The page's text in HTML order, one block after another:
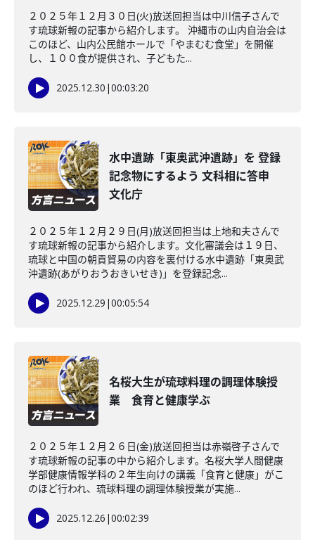
２０２５年１２月３０日(火)放送回担当は中川信子さんで
す琉球新報の記事から紹介します。 沖縄市の山内自治会は
このほど、山内公民館ホールで「やまむむ食堂」を開催
し、１００食が提供され、子どもた...
2025.12.30 |00:03:20
水中遺跡「東奥武沖遺跡」を 登録
記念物にするよう 文科相に答申
文化庁
２０２５年１２月２９日(月)放送回担当は上地和夫さんで
す琉球新報の記事から紹介します。文化審議会は１９日、
琉球と中国の朝貢貿易の内容を裏付ける水中遺跡「東奥武
沖遺跡(あがりおうおきいせき)」を登録記念...
2025.12.29 |00:05:54
名桜大生が琉球料理の調理体験授
業 食育と健康学ぶ
２０２５年１２月２６日(金)放送回担当は赤嶺啓子さんで
す琉球新報の記事の中から紹介します。名桜大学人間健康
学部健康情報学科の２年生向けの講義「食育と健康」がこ
のほど行われ、琉球料理の調理体験授業が実施...
2025.12.26 |00:02:39